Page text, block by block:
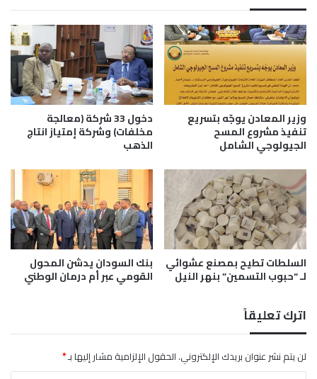
ف
ع
م
ي
ل
ا
ل
6
ش
ه
ل
ق
ا
ء
ا
م
ع
ا
ب
ر
ه
ا
ن
أ
م
ا
"
ق
ح
ت
"
وزير المعادن يوجّه بتسريع
تنفيذ مشروع المسح
الجيولوجي الشامل
دخول 33 شركة (معالجة
مخلفات) وشركة إمتياز انتاج
الذهب
السلطات تطيح بمصنع عشوائي
لـ “حبوب التسمين” بنهر النيل
بنك السودان يدشن المحول
القومي عبر أم درمان الوطني
اترك تعليقاً
لن يتم نشر عنوان بريدك الإلكتروني.الحقول الإلزامية مشار إليها بـ*